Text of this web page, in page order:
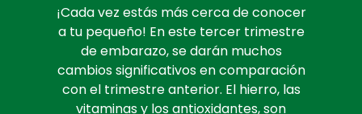
¡Cada vez estás más cerca de conocer
a tu pequeño! En este tercer trimestre
de embarazo, se darán muchos
cambios significativos en comparación
con el trimestre anterior. El hierro, las
vitaminas y los antioxidantes, son